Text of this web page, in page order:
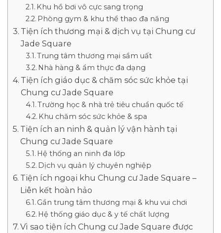
Khu hồ bơi vô cực sang trọng
Phòng gym & khu thể thao đa năng
Tiện ích thương mại & dịch vụ tại Chung cư
Jade Square
Trung tâm thương mại sầm uất
Nhà hàng & ẩm thực đa dạng
Tiện ích giáo dục & chăm sóc sức khỏe tại
Chung cư Jade Square
Trường học & nhà trẻ tiêu chuẩn quốc tế
Khu chăm sóc sức khỏe & spa
Tiện ích an ninh & quản lý vận hành tại
Chung cư Jade Square
Hệ thống an ninh đa lớp
Dịch vụ quản lý chuyên nghiệp
Tiện ích ngoại khu Chung cư Jade Square –
Liên kết hoàn hảo
Gần trung tâm thương mại & khu vui chơi
Hệ thống giáo dục & y tế chất lượng
Vì sao tiện ích Chung cư Jade Square được